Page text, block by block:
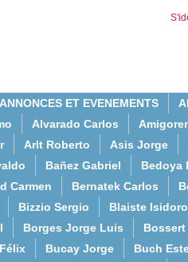
ANNONCES ET EVENEMENTS
Alvarado Carlos
Arlt Roberto Asis Jorge
Bañez Gabriel
Bedoya
Carmen Bernatek Carlos
Bizzio Sergio Blaiste Isidoro
Borges Jorge Luis
Bucay Jorge
Buch